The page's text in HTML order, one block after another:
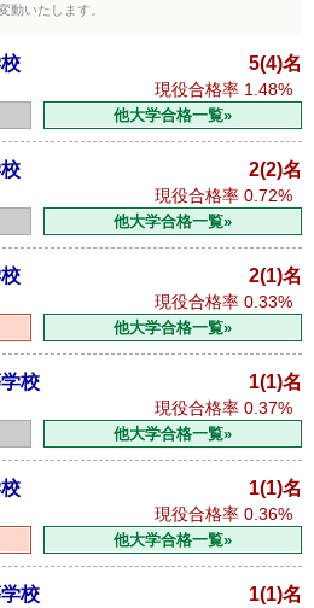
動いたします。
5(4)名
現役合格率 1.48%
他大学合格一覧»
2(2)名
現役合格率 0.72%
他大学合格一覧»
2(1)名
現役合格率 0.33%
他大学合格一覧»
校 1(1)名
現役合格率 0.37%
他大学合格一覧»
1(1)名
現役合格率 0.36%
他大学合格一覧»
校 1(1)名